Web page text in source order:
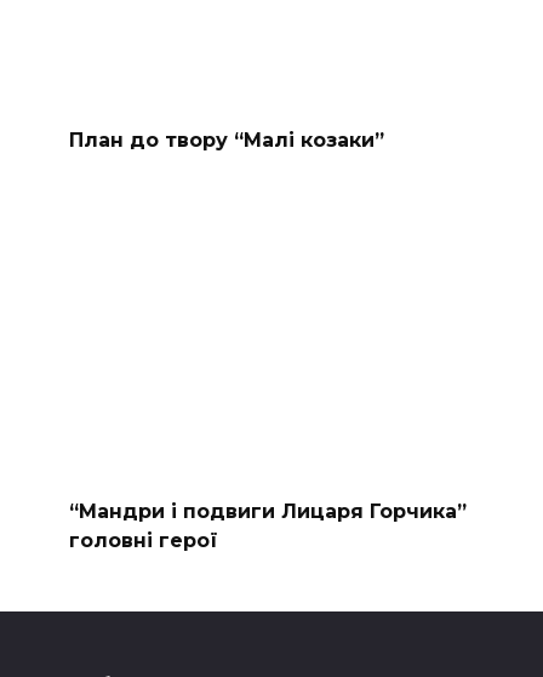
План до твору “Малі козаки”
“Мандри і подвиги Лицаря Горчика”
головні герої